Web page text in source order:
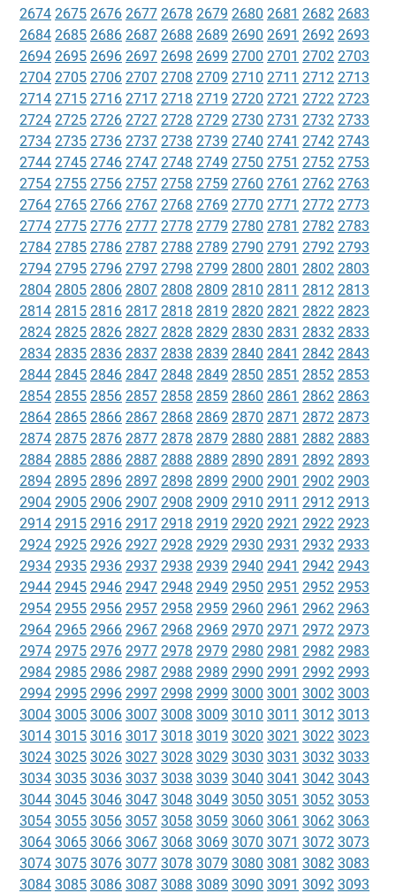
2674 2675 2676 2677 2678 2679 2680 2681 2682 2683
2684 2685 2686 2687 2688 2689 2690 2691 2692 2693
2694 2695 2696 2697 2698 2699 2700 2701 2702 2703
2704 2705 2706 2707 2708 2709 2710 2711 2712 2713
2714 2715 2716 2717 2718 2719 2720 2721 2722 2723
2724 2725 2726 2727 2728 2729 2730 2731 2732 2733
2734 2735 2736 2737 2738 2739 2740 2741 2742 2743
2744 2745 2746 2747 2748 2749 2750 2751 2752 2753
2754 2755 2756 2757 2758 2759 2760 2761 2762 2763
2764 2765 2766 2767 2768 2769 2770 2771 2772 2773
2774 2775 2776 2777 2778 2779 2780 2781 2782 2783
2784 2785 2786 2787 2788 2789 2790 2791 2792 2793
2794 2795 2796 2797 2798 2799 2800 2801 2802 2803
2804 2805 2806 2807 2808 2809 2810 2811 2812 2813
2814 2815 2816 2817 2818 2819 2820 2821 2822 2823
2824 2825 2826 2827 2828 2829 2830 2831 2832 2833
2834 2835 2836 2837 2838 2839 2840 2841 2842 2843
2844 2845 2846 2847 2848 2849 2850 2851 2852 2853
2854 2855 2856 2857 2858 2859 2860 2861 2862 2863
2864 2865 2866 2867 2868 2869 2870 2871 2872 2873
2874 2875 2876 2877 2878 2879 2880 2881 2882 2883
2884 2885 2886 2887 2888 2889 2890 2891 2892 2893
2894 2895 2896 2897 2898 2899 2900 2901 2902 2903
2904 2905 2906 2907 2908 2909 2910 2911 2912 2913
2914 2915 2916 2917 2918 2919 2920 2921 2922 2923
2924 2925 2926 2927 2928 2929 2930 2931 2932 2933
2934 2935 2936 2937 2938 2939 2940 2941 2942 2943
2944 2945 2946 2947 2948 2949 2950 2951 2952 2953
2954 2955 2956 2957 2958 2959 2960 2961 2962 2963
2964 2965 2966 2967 2968 2969 2970 2971 2972 2973
2974 2975 2976 2977 2978 2979 2980 2981 2982 2983
2984 2985 2986 2987 2988 2989 2990 2991 2992 2993
2994 2995 2996 2997 2998 2999 3000 3001 3002 3003
3004 3005 3006 3007 3008 3009 3010 3011 3012 3013
3014 3015 3016 3017 3018 3019 3020 3021 3022 3023
3024 3025 3026 3027 3028 3029 3030 3031 3032 3033
3034 3035 3036 3037 3038 3039 3040 3041 3042 3043
3044 3045 3046 3047 3048 3049 3050 3051 3052 3053
3054 3055 3056 3057 3058 3059 3060 3061 3062 3063
3064 3065 3066 3067 3068 3069 3070 3071 3072 3073
3074 3075 3076 3077 3078 3079 3080 3081 3082 3083
3084 3085 3086 3087 3088 3089 3090 3091 3092 3093